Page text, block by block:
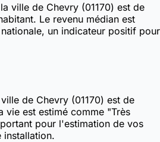
ville de Chevry (01170) est de
Le revenu médian est
un indicateur positif pour
de Chevry (01170) est de
vie est estimé comme "Très
pour l'estimation de vos
installation.